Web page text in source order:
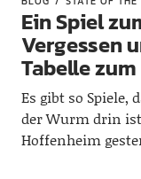
Ein Spiel
Vergessen
Tabelle
Es gibt so Spiele,
der Wurm drin
Hoffenheim